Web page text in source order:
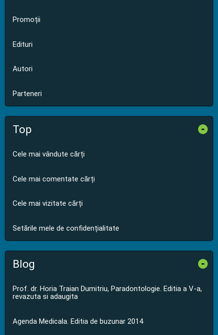
Promoții
Edituri
Autori
Parteneri
Top -
Cele mai vândute cărți
Cele mai comentate cărți
Cele mai vizitate cărți
Setările mele de confidențialitate
Blog -
Prof. dr. Horia Traian Dumitriu, Paradontologie. Editia a V-a,
revazuta si adaugita
Agenda Medicala. Editia de buzunar 2014